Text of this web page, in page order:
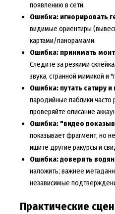
появлению в сети.
Ошибка: игнорировать
видимые ориентиры
картами/панорамами.
Ошибка: принимать
Следите за резкими
звука, странной мимикой и
Ошибка: путать сатиру и
пародийные паблики часто
проверяйте описание
Ошибка: "видео
показывает фрагмент, но
ищите другие ракурсы и
Ошибка: доверять
наложить; важнее
независимые
Практические